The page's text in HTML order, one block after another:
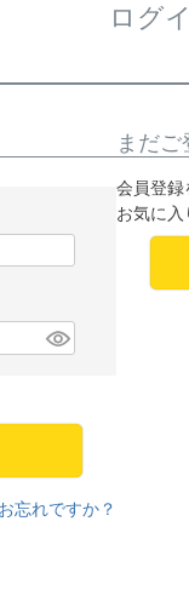
ログ
忘れですか？
まだ
会員登録
お気に入